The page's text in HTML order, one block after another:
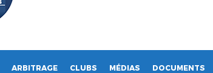
ARBITRAGE CLUBS MÉDIAS DOCUMENTS